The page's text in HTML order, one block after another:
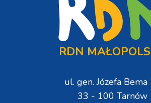
RDN
ul. gen. Józefa Bema
33 - 100 Tarnów